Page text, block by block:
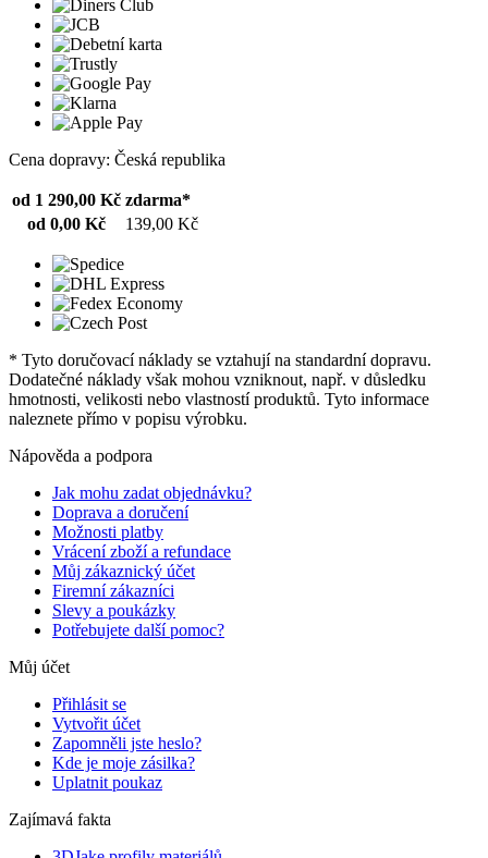
Cena dopravy: Česká republika
od 1 290,00 Kč zdarma*
od 0,00 Kč
139,00 Kč
* Tyto doručovací náklady se vztahují na standardní dopravu.
Dodatečné náklady však mohou vzniknout, např. v důsledku
hmotnosti, velikosti nebo vlastností produktů. Tyto informace
naleznete přímo v popisu výrobku.
Nápověda a podpora
Jak mohu zadat objednávku?
Doprava a doručení
Možnosti platby
Vrácení zboží a refundace
Můj zákaznický účet
Firemní zákazníci
Slevy a poukázky
Potřebujete další pomoc?
Můj účet
Přihlásit se
Vytvořit účet
Zapomněli jste heslo?
Kde je moje zásilka?
Uplatnit poukaz
Zajímavá fakta